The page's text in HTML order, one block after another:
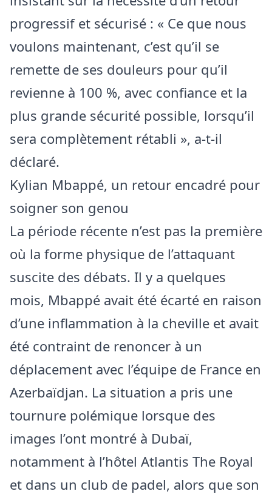
progressif et sécurisé : « Ce que nous
voulons maintenant, c’est qu’il se
remette de ses douleurs pour qu’il
revienne à 100 %, avec confiance et la
plus grande sécurité possible, lorsqu’il
sera complètement rétabli », a-t-il
déclaré.
Kylian Mbappé, un retour encadré pour
soigner son genou
La période récente n’est pas la première
où la forme physique de l’attaquant
suscite des débats. Il y a quelques
mois, Mbappé avait été écarté en raison
d’une inflammation à la cheville et avait
été contraint de renoncer à un
déplacement avec l’équipe de France en
Azerbaïdjan. La situation a pris une
tournure polémique lorsque des
images l’ont montré à Dubaï,
notamment à l’hôtel Atlantis The Royal
et dans un club de padel, alors que son